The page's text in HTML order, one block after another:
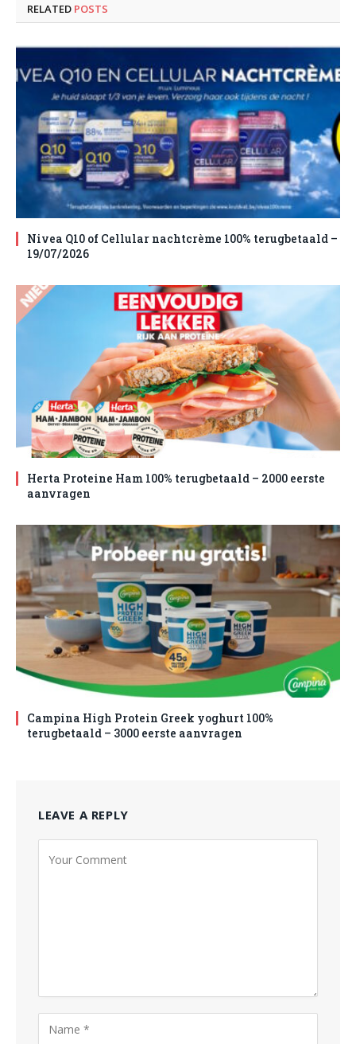
RELATED POSTS
Nivea Q10 of Cellular nachtcrème 100% terugbetaald –
19/07/2026
Herta Proteine Ham 100% terugbetaald – 2000 eerste
aanvragen
Campina High Protein Greek yoghurt 100%
terugbetaald – 3000 eerste aanvragen
LEAVE A REPLY